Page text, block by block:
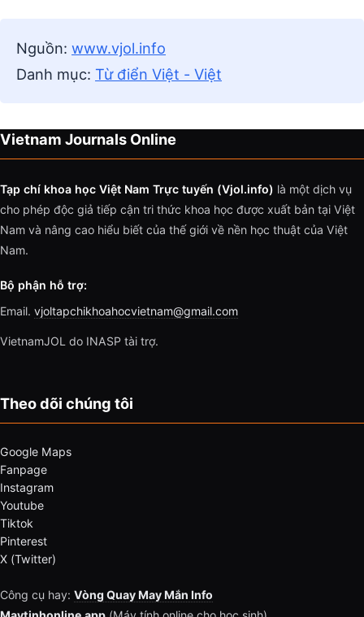
Nguồn: www.vjol.info
Danh mục: Từ điển Việt - Việt
Vietnam Journals Online
Tạp chí khoa học Việt Nam Trực tuyến (Vjol.info) là một dịch vụ
cho phép độc giả tiếp cận tri thức khoa học được xuất bản tại Việt
Nam và nâng cao hiểu biết của thế giới về nền học thuật của Việt
Nam.
Bộ phận hỗ trợ:
Email. vjoltapchikhoahocvietnam@gmail.com
VietnamJOL do INASP tài trợ.
Theo dõi chúng tôi
Google Maps
Fanpage
Instagram
Youtube
Tiktok
Pinterest
X (Twitter)
Công cụ hay: Vòng Quay May Mắn Info